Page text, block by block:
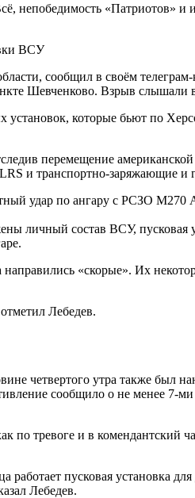
непобедимость «Патриотов» и
ВСУ
сообщил в своём
Шевченково. Взрыв слышали
которые бьют по
перемещение
и транспортно-заряжающие и
удар по ангару с РСЗО М270
личный состав ВСУ,
«скорые». Их
Лебедев.
четвертого утра также
сообщило о не менее
по тревоге и в комендантский
пусковая установка
Лебедев.